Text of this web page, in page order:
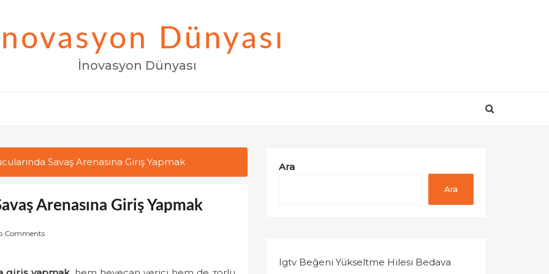
İnovasyon Dünyası
İnovasyon Dünyası
Savaş Arenasına Giriş Yapmak
Arenasına Giriş Yapmak
Comments
Ara
Ara
Igtv Beğeni Yükseltme Hilesi Bedava